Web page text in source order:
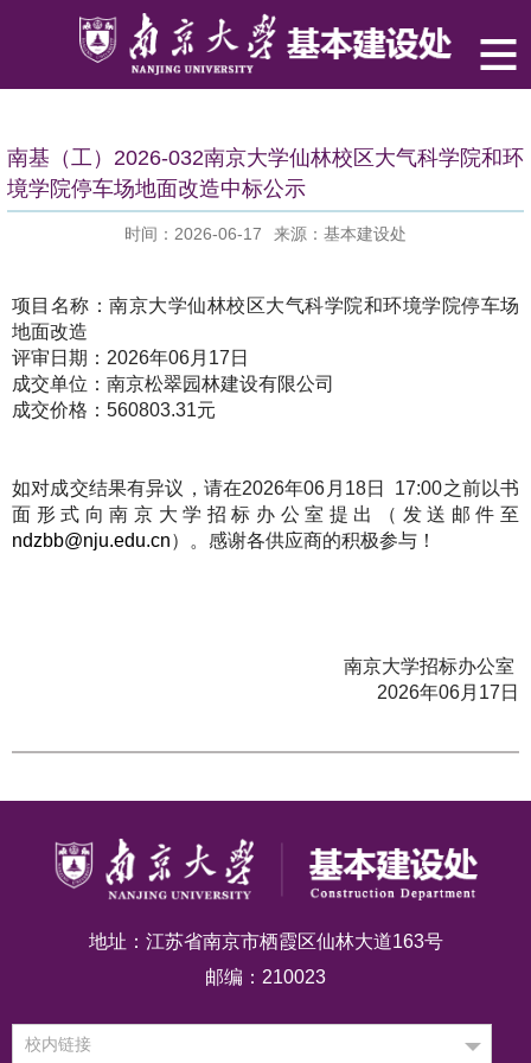
南基（工）2026-032南京大学仙林校区大气科学院和环
境学院停车场地面改造中标公示
时间：2026-06-17 来源：基本建设处
项目名称：南京大学仙林校区大气科学院和环境学院停车场
地面改造
评审日期：2026年06月17日
成交单位：南京松翠园林建设有限公司
成交价格：560803.31元
如对成交结果有异议，请在2026年06月18日 17:00之前以书
面形式向南京大学招标办公室提出（发送邮件至
ndzbb@nju.edu.cn）。感谢各供应商的积极参与！
南京大学招标办公室
2026年06月17日
地址：江苏省南京市栖霞区仙林大道163号
邮编：210023
校内链接